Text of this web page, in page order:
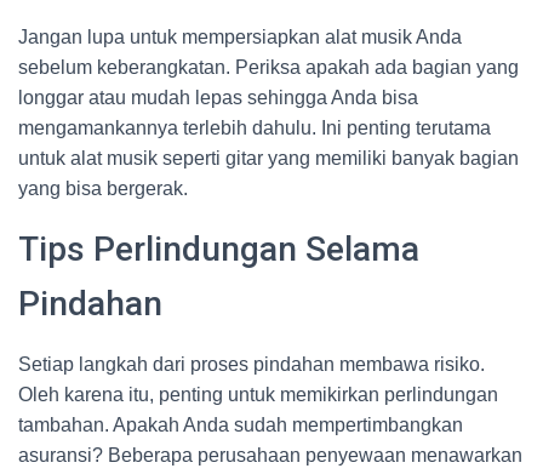
Jangan lupa untuk mempersiapkan alat musik Anda
sebelum keberangkatan. Periksa apakah ada bagian yang
longgar atau mudah lepas sehingga Anda bisa
mengamankannya terlebih dahulu. Ini penting terutama
untuk alat musik seperti gitar yang memiliki banyak bagian
yang bisa bergerak.
Tips Perlindungan Selama
Pindahan
Setiap langkah dari proses pindahan membawa risiko.
Oleh karena itu, penting untuk memikirkan perlindungan
tambahan. Apakah Anda sudah mempertimbangkan
asuransi? Beberapa perusahaan penyewaan menawarkan